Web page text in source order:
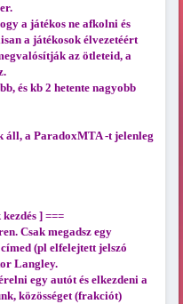
a játékos ne afkolni és
a játékosok élvezetéért
az ötleteid, a
és kb 2 hetente nagyobb
áll, a ParadoxMTA -t jelenleg
] ===
Csak megadsz egy
(pl elfelejtett jelszó
Langley.
egy autót és elkezdeni a
közösséget (frakciót)